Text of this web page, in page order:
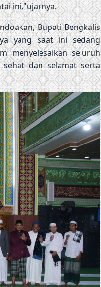
ini,"ujarnya.
Bupati Bengkalis
yang saat ini sedang
menyelesaikan seluruh
dan selamat serta